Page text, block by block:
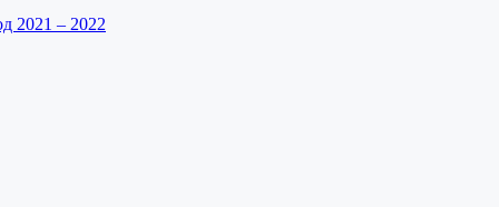
2021 – 2022